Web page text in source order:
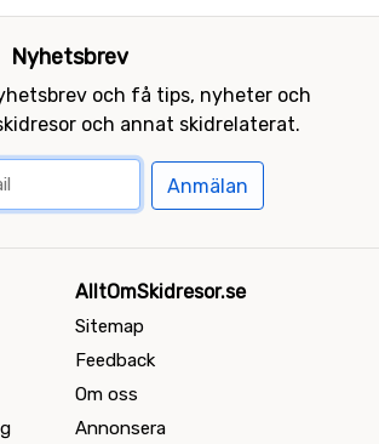
Nyhetsbrev
och få tips, nyheter och
och annat skidrelaterat.
Anmälan
AlltOmSkidresor.se
Sitemap
Feedback
Om oss
Annonsera